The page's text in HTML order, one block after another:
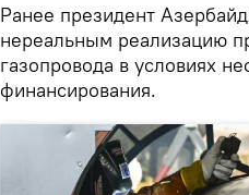
Ранее президент
нереальным реализацию
газопровода в условиях
финансирования.